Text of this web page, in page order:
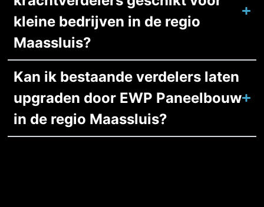
kleine bedrijven in de regio
Maassluis?
Kan ik bestaande verdelers laten
upgraden door EWP Paneelbouw
in de regio Maassluis?